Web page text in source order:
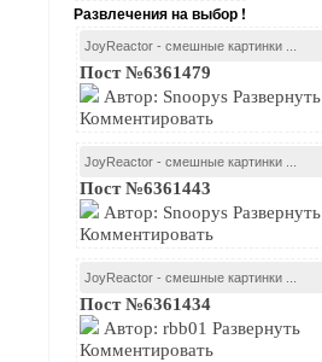
Развлечения на выбор !
JoyReactor - смешные картинки ...
Пост №6361479
Автор: Snoopys Развернуть
Комментировать
JoyReactor - смешные картинки ...
Пост №6361443
Автор: Snoopys Развернуть
Комментировать
JoyReactor - смешные картинки ...
Пост №6361434
Автор: rbb01 Развернуть
Комментировать